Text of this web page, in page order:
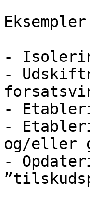
-
-
-
-
og/eller
-